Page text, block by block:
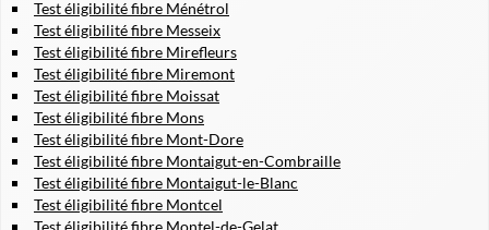
Test éligibilité fibre Ménétrol
Test éligibilité fibre Messeix
Test éligibilité fibre Mirefleurs
Test éligibilité fibre Miremont
Test éligibilité fibre Moissat
Test éligibilité fibre Mons
Test éligibilité fibre Mont-Dore
Test éligibilité fibre Montaigut-en-Combraille
Test éligibilité fibre Montaigut-le-Blanc
Test éligibilité fibre Montcel
Test éligibilité fibre Montel-de-Gelat